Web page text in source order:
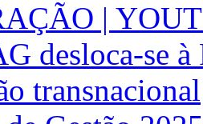
|
desloca-se
transnacional